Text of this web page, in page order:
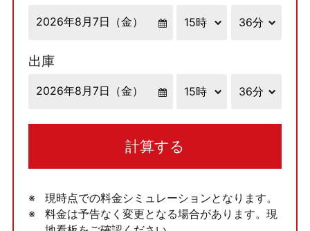
出庫
計算する
現時点での料金シミュレーションとなります。
料金は予告なく変更となる場合があります。現